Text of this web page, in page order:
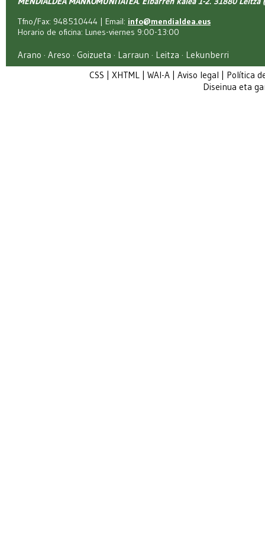
Tfno/Fax: 948510444 | Email: info@mendialdea.eus
Horario de oficina: Lunes-viernes 9:00-13:00
Arano · Areso · Goizueta · Larraun · Leitza · Lekunberri
CSS
XHTML WAI-A Aviso legal
Política
Diseinua eta